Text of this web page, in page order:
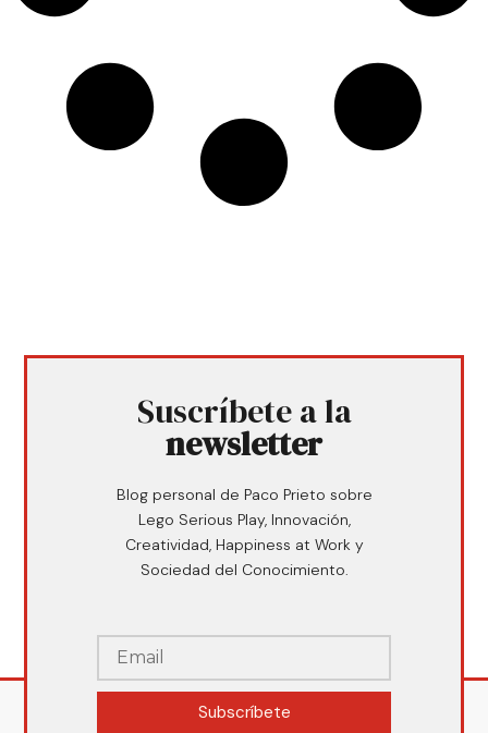
Suscríbete a la
newsletter
Blog personal de Paco Prieto sobre
Lego Serious Play, Innovación,
Creatividad, Happiness at Work y
Sociedad del Conocimiento.
Subscríbete